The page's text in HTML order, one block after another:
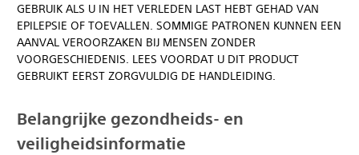
GEBRUIK ALS U IN HET VERLEDEN LAST HEBT GEHAD VAN
EPILEPSIE OF TOEVALLEN. SOMMIGE PATRONEN KUNNEN EEN
AANVAL VEROORZAKEN BIJ MENSEN ZONDER
VOORGESCHIEDENIS. LEES VOORDAT U DIT PRODUCT
GEBRUIKT EERST ZORGVULDIG DE HANDLEIDING.
Belangrijke gezondheids- en
veiligheidsinformatie